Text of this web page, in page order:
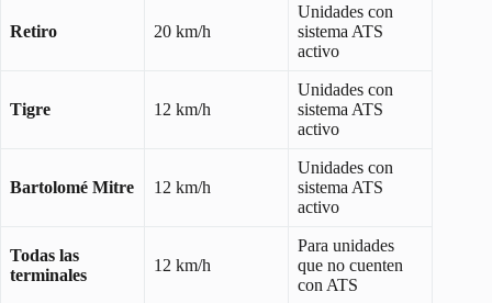
Retiro 20 km/h
Unidades con
sistema ATS
activo
Tigre 12 km/h
Unidades con
sistema ATS
activo
Bartolomé Mitre 12 km/h
Unidades con
sistema ATS
activo
Todas las
terminales
12 km/h
Para unidades
que no cuenten
con ATS